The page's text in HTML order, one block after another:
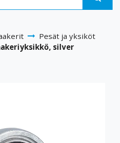
Pesät ja yksiköt
silver